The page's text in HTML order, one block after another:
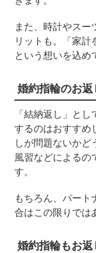
また、時計やスー
リットも。「家計
という想いを込め
婚約指輪のお返
「結納返し」と
するのはおすすめ
しが問題ないか
風習などによるの
す。
もちろん、パー
合はこの限りでは
婚約指輪もお